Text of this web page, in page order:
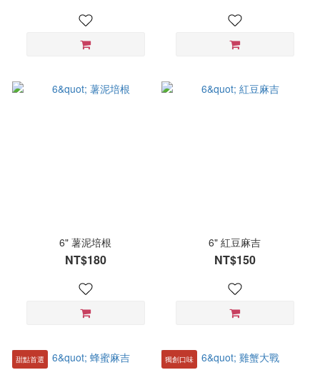
6" 薯泥培根
NT$180
6" 紅豆麻吉
NT$150
甜點首選 獨創口味